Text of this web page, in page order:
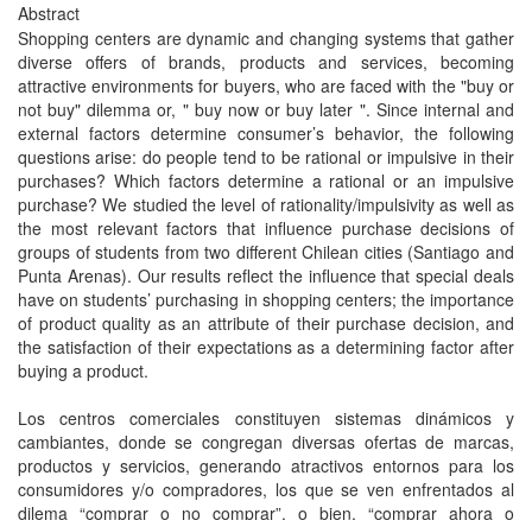
Abstract
Shopping centers are dynamic and changing systems that gather
diverse offers of brands, products and services, becoming
attractive environments for buyers, who are faced with the "buy or
not buy" dilemma or, " buy now or buy later ". Since internal and
external factors determine consumer’s behavior, the following
questions arise: do people tend to be rational or impulsive in their
purchases? Which factors determine a rational or an impulsive
purchase? We studied the level of rationality/impulsivity as well as
the most relevant factors that influence purchase decisions of
groups of students from two different Chilean cities (Santiago and
Punta Arenas). Our results reflect the influence that special deals
have on students’ purchasing in shopping centers; the importance
of product quality as an attribute of their purchase decision, and
the satisfaction of their expectations as a determining factor after
buying a product.
Los centros comerciales constituyen sistemas dinámicos y
cambiantes, donde se congregan diversas ofertas de marcas,
productos y servicios, generando atractivos entornos para los
consumidores y/o compradores, los que se ven enfrentados al
dilema “comprar o no comprar”, o bien, “comprar ahora o